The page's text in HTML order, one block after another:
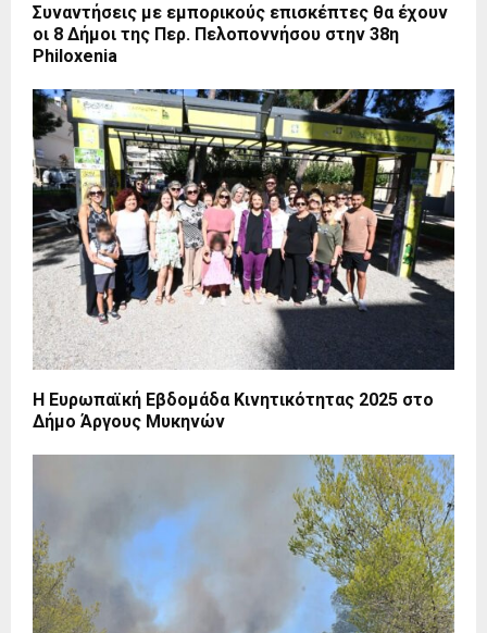
Συναντήσεις με εμπορικούς επισκέπτες θα έχουν
οι 8 Δήμοι της Περ. Πελοποννήσου στην 38η
Philoxenia
Η Ευρωπαϊκή Εβδομάδα Κινητικότητας 2025 στο
Δήμο Άργους Μυκηνών